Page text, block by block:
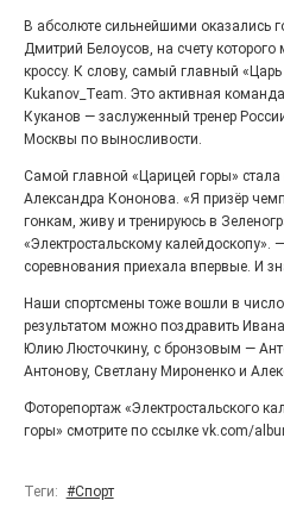
Юбилейным
26.07.2026
Гордость за ордена!
меняет облик.
25.07.2026
В абсолюте сильнейшими оказались
Дмитрий Белоусов, на счету
кроссу. К слову, самый главный
Kukanov_Team. Это активная
Куканов — заслуженный тренер
Москвы по выносливости.
Самой главной «Царицей горы» стала
Александра Кононова. «Я призёр
гонкам, живу и тренируюсь в
«Электростальскому калейдоскопу».
соревнования приехала впервые. И
Наши спортсмены тоже вошли в
результатом можно поздравить
Юлию Люсточкину, с бронзовым —
Антонову, Светлану Мироненко и
Фоторепортаж «Электростальского
горы» смотрите по ссылке vk.com/
Теги: #Спорт